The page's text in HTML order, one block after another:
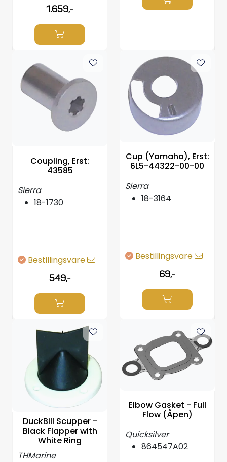
1.659,-
Coupling, Erst:
43585
Sierra
18-1730
Bestillingsvare
549,-
Cup (Yamaha), Erst:
6L5-44322-00-00
Sierra
18-3164
Bestillingsvare
69,-
DuckBill Scupper -
Black Flapper with
White Ring
THMarine
Elbow Gasket - Full
Flow (Åpen)
Quicksilver
864547A02